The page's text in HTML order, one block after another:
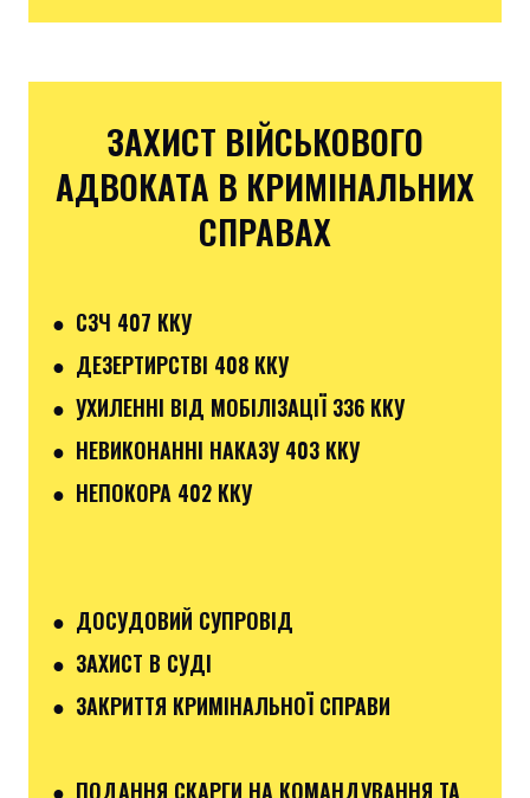
ЗАХИСТ ВІЙСЬКОВОГО
АДВОКАТА В КРИМІНАЛЬНИХ
СПРАВАХ
● СЗЧ 407 ККУ
● ДЕЗЕРТИРСТВІ 408 ККУ
● УХИЛЕННІ ВІД МОБІЛІЗАЦІЇ 336 ККУ
● НЕВИКОНАННІ НАКАЗУ 403 ККУ
● НЕПОКОРА 402 ККУ
● ДОСУДОВИЙ СУПРОВІД
● ЗАХИСТ В СУДІ
● ЗАКРИТТЯ КРИМІНАЛЬНОЇ СПРАВИ
● ПОДАННЯ СКАРГИ НА КОМАНДУВАННЯ ТА